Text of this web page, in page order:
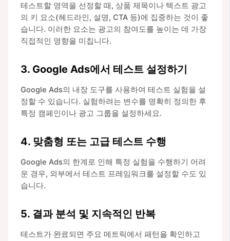
테스트할 영역을 선정할 때, 상품 제목이나 텍스트 광고
의 키 요소(헤드라인, 설명, CTA 등)에 집중하는 것이 좋
습니다. 이러한 요소는 광고의 참여도를 높이는 데 가장
직접적인 영향을 미칩니다.
3. Google Ads에서 테스트 설정하기
Google Ads의 내장 도구를 사용하여 테스트 실험을 설
정할 수 있습니다. 실험하려는 변수를 명확히 정의한 후
특정 캠페인이나 광고 그룹을 설정하세요.
4. 맞춤형 또는 고급 테스트 수행
Google Ads의 한계로 인해 특정 실험을 수행하기 어려
운 경우, 외부에서 테스트 프레임워크를 설정할 수도 있
습니다.
5. 결과 분석 및 지속적인 반복
테스트가 완료되면 주요 메트릭에서 패턴을 확인하고